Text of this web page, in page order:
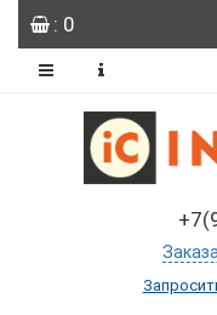
: 0